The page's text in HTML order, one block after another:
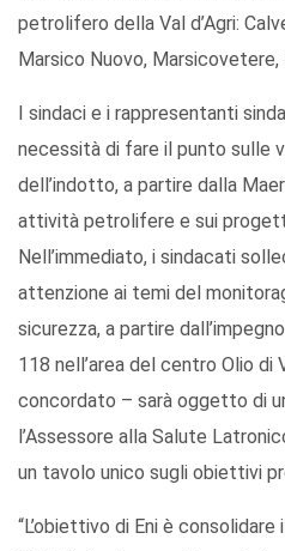
petrolifero della Val d’Agri:
Marsico Nuovo,
I sindaci e i rappresentanti
necessità di fare il punto sulle
dell’indotto, a partire dalla
attività petrolifere e sui
Nell’immediato, i sindacati
attenzione ai temi del
sicurezza, a partire
118 nell’area del centro Olio di
concordato – sarà oggetto di
l’Assessore alla Salute
un tavolo unico sugli obiettivi
“L’obiettivo di Eni è